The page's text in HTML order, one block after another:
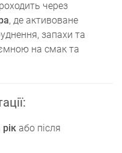
через
, де активоване
запахи та
на смак та
або після